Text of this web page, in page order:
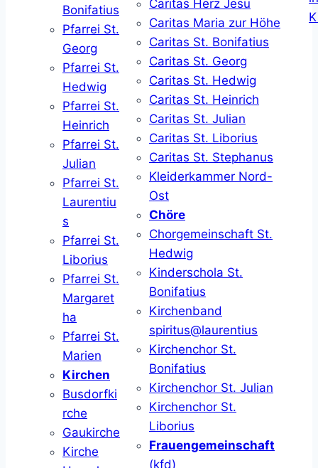
Bonifatius
Pfarrei St.
Georg
Pfarrei St.
Hedwig
Pfarrei St.
Heinrich
Pfarrei St.
Julian
Pfarrei St.
Laurentiu
s
Pfarrei St.
Liborius
Pfarrei St.
Margaret
ha
Pfarrei St.
Marien
Kirchen
Busdorfki
rche
Gaukirche
Kirche
Caritas Herz Jesu
Caritas Maria zur Höhe
Caritas St. Bonifatius
Caritas St. Georg
Caritas St. Hedwig
Caritas St. Heinrich
Caritas St. Julian
Caritas St. Liborius
Caritas St. Stephanus
Kleiderkammer Nord-
Ost
Chöre
Chorgemeinschaft St.
Hedwig
Kinderschola St.
Bonifatius
Kirchenband
spiritus@laurentius
Kirchenchor St.
Bonifatius
Kirchenchor St. Julian
Kirchenchor St.
Liborius
Frauengemeinschaft
(kfd)